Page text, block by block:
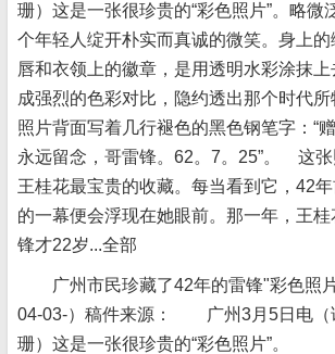
珊）这是一张很珍贵的“彩色照片”。略微
个年轻人绽开朴实而真诚的微笑。身上
唇和衣领上的徽章，是用透明水彩涂抹
成强烈的色彩对比，隐约透出那个时代所
照片背面写着几行褪色的黑色钢笔字：“
永远留念，哥雷锋。62。7。25”。 这
王桂花最宝贵的收藏。每当看到它，42
的一幕便会浮现在她眼前。那一年，王
锋才22岁...全部
广州市民珍藏了42年的雷锋"彩色照
04-03-）稿件来源： 广州3月5日电（
珊）这是一张很珍贵的“彩色照片”。